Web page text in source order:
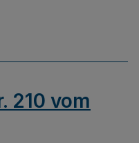
210 vom